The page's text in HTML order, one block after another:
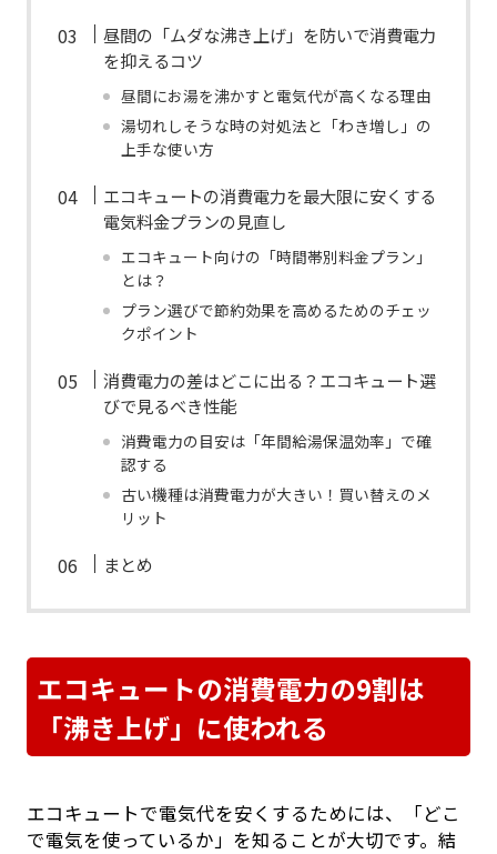
昼間の「ムダな沸き上げ」を防いで消費電力
を抑えるコツ
昼間にお湯を沸かすと電気代が高くなる理由
湯切れしそうな時の対処法と「わき増し」の
上手な使い方
エコキュートの消費電力を最大限に安くする
電気料金プランの見直し
エコキュート向けの「時間帯別料金プラン」
とは？
プラン選びで節約効果を高めるためのチェッ
クポイント
消費電力の差はどこに出る？エコキュート選
びで見るべき性能
消費電力の目安は「年間給湯保温効率」で確
認する
古い機種は消費電力が大きい！買い替えのメ
リット
まとめ
エコキュートの消費電力の9割は
「沸き上げ」に使われる
エコキュートで電気代を安くするためには、「どこ
で電気を使っているか」を知ることが大切です。結